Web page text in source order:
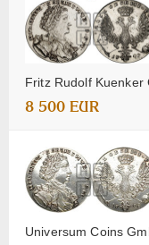
Fritz Rudolf
8 500 EUR
Universum Coins